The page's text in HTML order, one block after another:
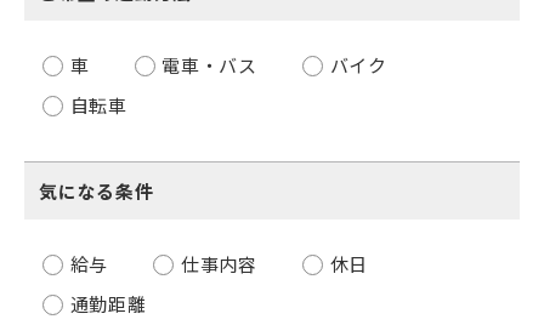
車 電車・バス
バイク
自転車
気になる条件
給与 仕事内容
休日
通勤距離